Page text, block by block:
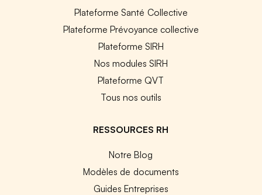
Plateforme Santé Collective
Plateforme Prévoyance collective
Plateforme SIRH
Nos modules SIRH
Plateforme QVT
Tous nos outils
RESSOURCES RH
Notre Blog
Modèles de documents
Guides Entreprises